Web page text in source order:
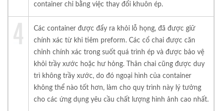
container chỉ bằng việc thay đổi khuôn ép.
Các container được đẩy ra khỏi lỗ họng, đã được giữ
chính xác từ khi tiêm preform. Các cổ chai được căn
chỉnh chính xác trong suốt quá trình ép và được bảo vệ
khỏi trầy xước hoặc hư hỏng. Thân chai cũng được duy
trì không trầy xước, do đó ngoại hình của container
không thể nào tốt hơn, làm cho quy trình này lý tưởng
cho các ứng dụng yêu cầu chất lượng hình ảnh cao nhất.